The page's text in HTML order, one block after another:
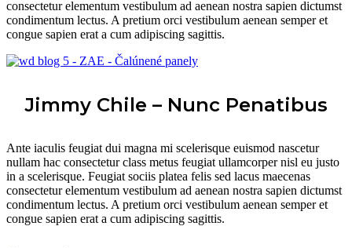
consectetur elementum vestibulum ad aenean nostra sapien dictumst
condimentum lectus. A pretium orci vestibulum aenean semper et
congue sapien erat a cum adipiscing sagittis.
Jimmy Chile – Nunc Penatibus
Ante iaculis feugiat dui magna mi scelerisque euismod nascetur
nullam hac consectetur class metus feugiat ullamcorper nisl eu justo
in a scelerisque. Feugiat sociis platea felis sed lacus maecenas
consectetur elementum vestibulum ad aenean nostra sapien dictumst
condimentum lectus. A pretium orci vestibulum aenean semper et
congue sapien erat a cum adipiscing sagittis.